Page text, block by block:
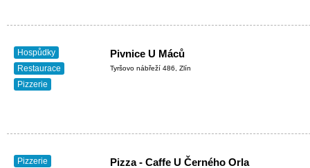
Hospůdky
Restaurace
Pizzerie
Pivnice U Máců
Tyršovo nábřeží 486, Zlín
Pizzerie Pizza - Caffe U Černého Orla